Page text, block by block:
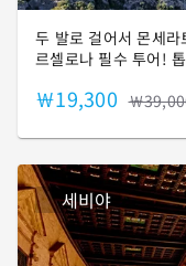
두 발로 걸어서 몬세
르셀로나 필수 투어!
만나보세요!
￦19,300 ￦
세비야